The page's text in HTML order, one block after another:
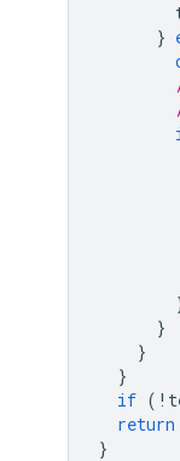
}
}
}
}
if ( !
return
}